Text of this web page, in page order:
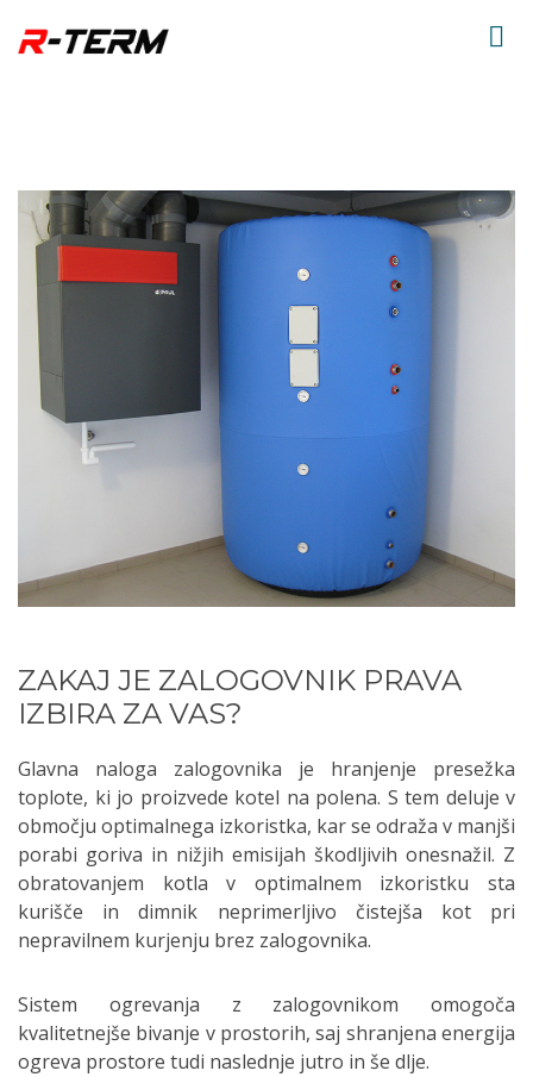
ZAKAJ JE ZALOGOVNIK PRAVA
IZBIRA ZA VAS?
Glavna naloga zalogovnika je hranjenje presežka
toplote, ki jo proizvede kotel na polena. S tem deluje v
območju optimalnega izkoristka, kar se odraža v manjši
porabi goriva in nižjih emisijah škodljivih onesnažil. Z
obratovanjem kotla v optimalnem izkoristku sta
kurišče in dimnik neprimerljivo čistejša kot pri
nepravilnem kurjenju brez zalogovnika.
Sistem ogrevanja z zalogovnikom omogoča
kvalitetnejše bivanje v prostorih, saj shranjena energija
ogreva prostore tudi naslednje jutro in še dlje.